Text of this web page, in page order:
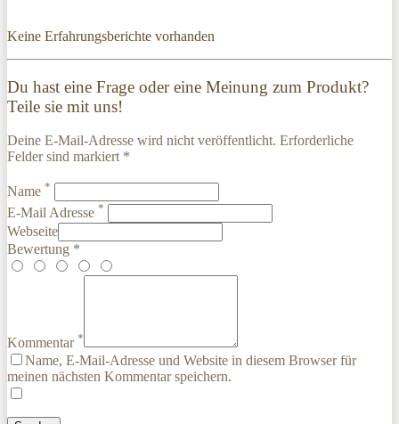
Keine Erfahrungsberichte vorhanden
Du hast eine Frage oder eine Meinung zum Produkt?
Teile sie mit uns!
Deine E-Mail-Adresse wird nicht veröffentlicht. Erforderliche
Felder sind markiert *
Name *
E-Mail Adresse *
Webseite
Bewertung *
Kommentar *
Name, E-Mail-Adresse und Website in diesem Browser für
meinen nächsten Kommentar speichern.